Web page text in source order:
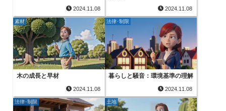
2024.11.08 2024.11.08
素材
木の成長と早材
2024.11.08
法律･制限
暮らしと騒音：環境基準の理解
2024.11.08
法律･制限 土地